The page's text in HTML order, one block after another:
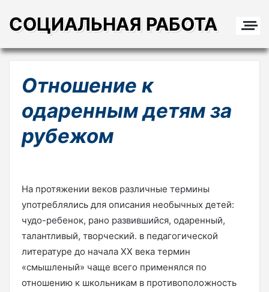
СОЦИАЛЬНАЯ РАБОТА
Отношение к
одаренным детям за
рубежом
На протяжении веков различные термины
употреблялись для описания необычных детей:
чудо-ребенок, рано развившийся, одаренный,
талантливый, творческий. в педагогической
литературе до начала XX века термин
«смышленый» чаще всего применялся по
отношению к школьникам в противоположность